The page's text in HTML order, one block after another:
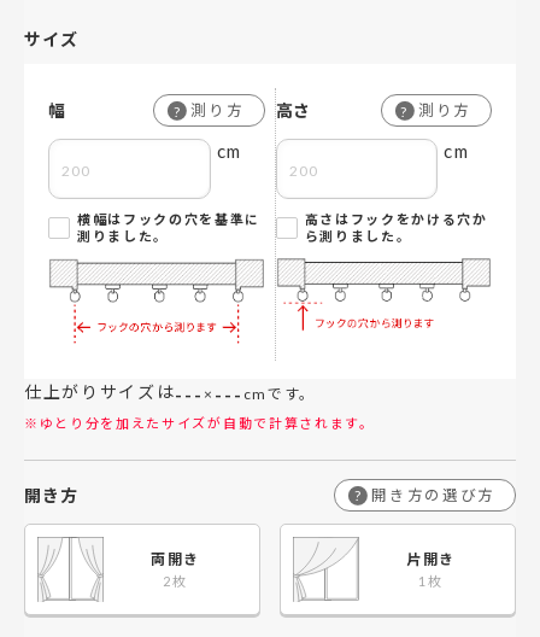
サイズ
幅 ? 測り方
cm
横幅はフックの穴を基準に
測りました。
高さ ? 測り方
cm
高さはフックをかける穴か
ら測りました。
仕上がりサイズは--- × --- cmです。
※ゆとり分を加えたサイズが自動で計算されます。
開き方 ? 開き方の選び方
両開き 片開き